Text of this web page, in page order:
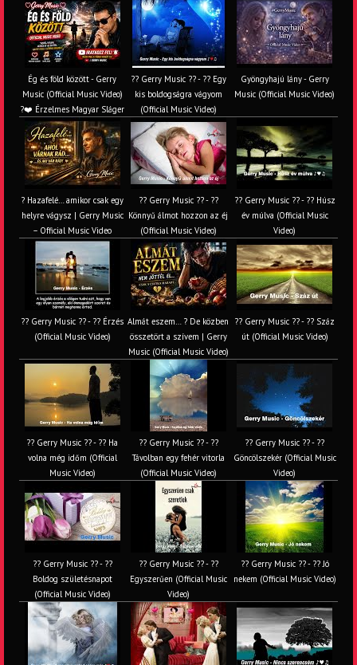
Ég és föld között - Gerry
Music (Official Music Video)
?❤️ Érzelmes Magyar Sláger
?? Gerry Music ?? - ?? Egy
kis boldogságra vágyom
(Official Music Video)
Gyöngyhajú lány - Gerry
Music (Official Music Video)
? Hazafelé… amikor csak egy
helyre vágysz | Gerry Music
– Official Music Video
?? Gerry Music ?? - ??
Könnyű álmot hozzon az éj
(Official Music Video)
?? Gerry Music ?? - ?? Húsz
év múlva (Official Music
Video)
?? Gerry Music ?? - ?? Érzés
(Official Music Video)
Almát eszem… ? De közben
összetört a szívem | Gerry
Music (Official Music Video)
?? Gerry Music ?? - ?? Száz
út (Official Music Video)
?? Gerry Music ?? - ?? Ha
volna még időm (Official
Music Video)
?? Gerry Music ?? - ??
Távolban egy fehér vitorla
(Official Music Video)
?? Gerry Music ?? - ??
Göncölszekér (Official Music
Video)
?? Gerry Music ?? - ??
Boldog születésnapot
(Official Music Video)
?? Gerry Music ?? - ??
Egyszerűen (Official Music
Video)
?? Gerry Music ?? - ?? Jó
nekem (Official Music Video)